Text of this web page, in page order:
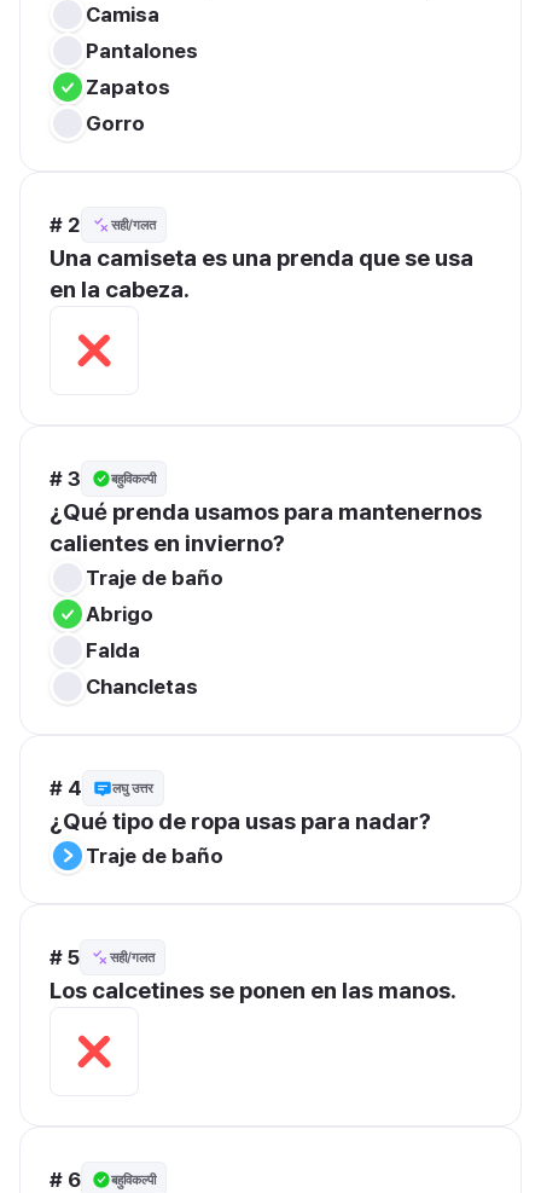
Camisa
Pantalones
Zapatos
Gorro
# 2 सही/गलत
Una camiseta es una prenda que se usa
en la cabeza.
# 3 बहुविकल्पी
¿Qué prenda usamos para mantenernos
calientes en invierno?
Traje de baño
Abrigo
Falda
Chancletas
# 4 लघु उत्तर
¿Qué tipo de ropa usas para nadar?
Traje de baño
# 5 सही/गलत
Los calcetines se ponen en las manos.
# 6 बहुविकल्पी